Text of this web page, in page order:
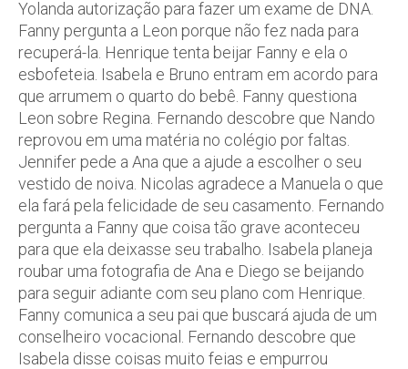
Yolanda autorização para fazer um exame de DNA.
Fanny pergunta a Leon porque não fez nada para
recuperá-la. Henrique tenta beijar Fanny e ela o
esbofeteia. Isabela e Bruno entram em acordo para
que arrumem o quarto do bebê. Fanny questiona
Leon sobre Regina. Fernando descobre que Nando
reprovou em uma matéria no colégio por faltas.
Jennifer pede a Ana que a ajude a escolher o seu
vestido de noiva. Nicolas agradece a Manuela o que
ela fará pela felicidade de seu casamento. Fernando
pergunta a Fanny que coisa tão grave aconteceu
para que ela deixasse seu trabalho. Isabela planeja
roubar uma fotografia de Ana e Diego se beijando
para seguir adiante com seu plano com Henrique.
Fanny comunica a seu pai que buscará ajuda de um
conselheiro vocacional. Fernando descobre que
Isabela disse coisas muito feias e empurrou